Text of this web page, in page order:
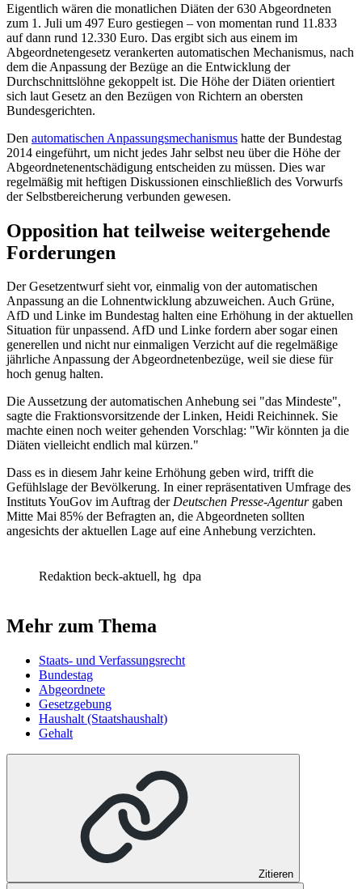
Eigentlich wären die monatlichen Diäten der 630 Abgeordneten
zum 1. Juli um 497 Euro gestiegen – von momentan rund 11.833
auf dann rund 12.330 Euro. Das ergibt sich aus einem im
Abgeordnetengesetz verankerten automatischen Mechanismus, nach
dem die Anpassung der Bezüge an die Entwicklung der
Durchschnittslöhne gekoppelt ist. Die Höhe der Diäten orientiert
sich laut Gesetz an den Bezügen von Richtern an obersten
Bundesgerichten.
Den automatischen Anpassungsmechanismus hatte der Bundestag
2014 eingeführt, um nicht jedes Jahr selbst neu über die Höhe der
Abgeordnetenentschädigung entscheiden zu müssen. Dies war
regelmäßig mit heftigen Diskussionen einschließlich des Vorwurfs
der Selbstbereicherung verbunden gewesen.
Opposition hat teilweise weitergehende
Forderungen
Der Gesetzentwurf sieht vor, einmalig von der automatischen
Anpassung an die Lohnentwicklung abzuweichen. Auch Grüne,
AfD und Linke im Bundestag halten eine Erhöhung in der aktuellen
Situation für unpassend. AfD und Linke fordern aber sogar einen
generellen und nicht nur einmaligen Verzicht auf die regelmäßige
jährliche Anpassung der Abgeordnetenbezüge, weil sie diese für
hoch genug halten.
Die Aussetzung der automatischen Anhebung sei "das Mindeste",
sagte die Fraktionsvorsitzende der Linken, Heidi Reichinnek. Sie
machte einen noch weiter gehenden Vorschlag: "Wir könnten ja die
Diäten vielleicht endlich mal kürzen."
Dass es in diesem Jahr keine Erhöhung geben wird, trifft die
Gefühlslage der Bevölkerung. In einer repräsentativen Umfrage des
Instituts YouGov im Auftrag derDeutschen Presse-Agenturgaben
Mitte Mai 85% der Befragten an, die Abgeordneten sollten
angesichts der aktuellen Lage auf eine Anhebung verzichten.
Redaktion beck-aktuell, hg dpa
Mehr zum Thema
Staats- und Verfassungsrecht
Bundestag
Abgeordnete
Gesetzgebung
Haushalt (Staatshaushalt)
Gehalt
Zitieren